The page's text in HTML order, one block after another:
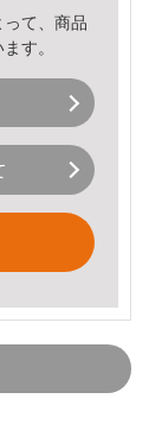
て、商品
す。